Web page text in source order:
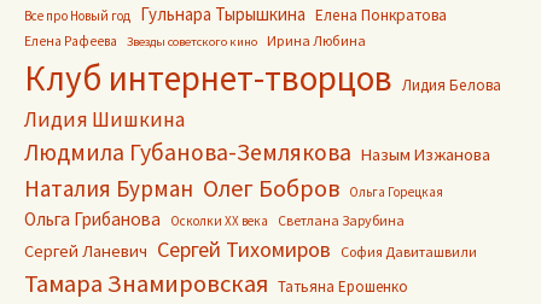
Все про Новый год Гульнара Тырышкина Елена Понкратова
Елена Рафеева Звезды советского кино Ирина Любина
Клуб интернет-творцов Лидия Белова
Лидия Шишкина
Людмила Губанова-Землякова Назым Изжанова
Наталия Бурман Олег Бобров Ольга Горецкая
Ольга Грибанова Осколки ХХ века Светлана Зарубина
Сергей Ланевич Сергей Тихомиров София Давиташвили
Тамара Знамировская Татьяна Ерошенко